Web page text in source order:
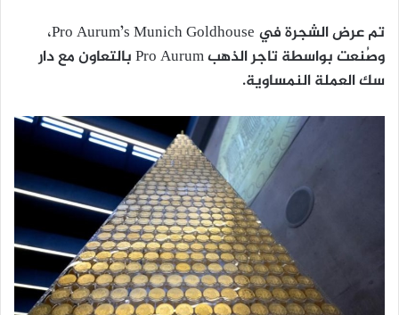
تم عرض الشجرة في Pro Aurum’s Munich Goldhouse،
وصُنعت بواسطة تاجر الذهب Pro Aurum بالتعاون مع دار
سك العملة النمساوية.